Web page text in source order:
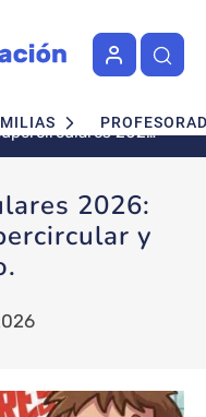
2026:
de supercircular y
2026:
y